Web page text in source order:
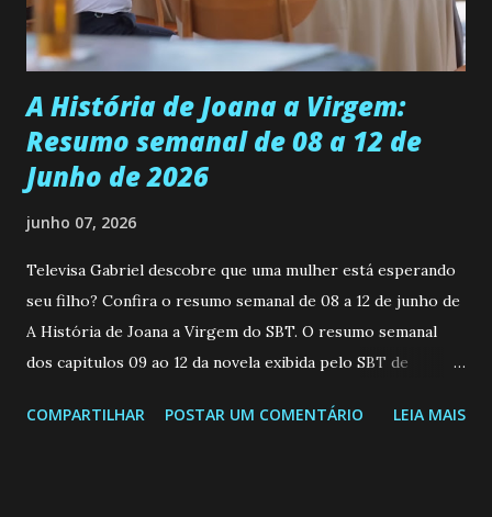
teimosa e muito persistente quando decide fazer algo.
Durante um exame ginecológico, ela é inseminada por eng...
A História de Joana a Virgem:
Resumo semanal de 08 a 12 de
Junho de 2026
junho 07, 2026
Televisa Gabriel descobre que uma mulher está esperando
seu filho? Confira o resumo semanal de 08 a 12 de junho de
A História de Joana a Virgem do SBT. O resumo semanal
dos capitulos 09 ao 12 da novela exibida pelo SBT de
a Programação Semanal do SBT de 08/06/26 a 14/06/26
COMPARTILHAR POSTAR UM COMENTÁRIO LEIA MAIS